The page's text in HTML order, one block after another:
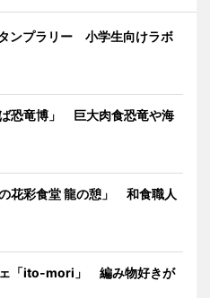
ンプラリー 小学生向けラボ
恐竜博」 巨大肉食恐竜や海
花彩食堂 龍の憩」 和食職人
ェ「ito-mori」 編み物好きが